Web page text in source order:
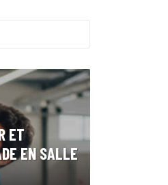
ET
EN SALLE